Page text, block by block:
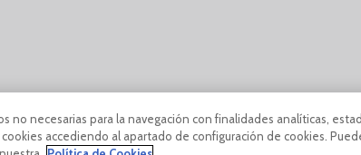
no necesarias para la navegación con finalidades analíticas,
accediendo al apartado de configuración de cookies.